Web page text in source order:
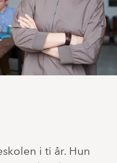
i ti år. Hun